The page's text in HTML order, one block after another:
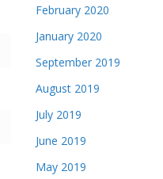
February 2020
January 2020
September 2019
August 2019
July 2019
June 2019
May 2019